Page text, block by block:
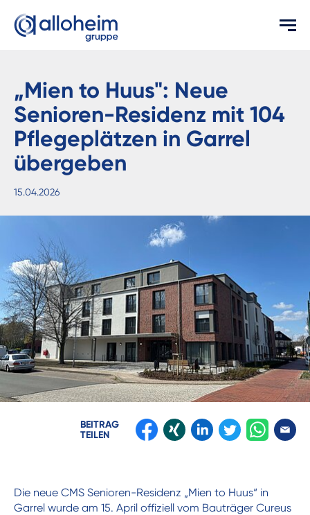
„Mien to Huus": Neue
Senioren-Residenz mit 104
Pflegeplätzen in Garrel
übergeben
15.04.2026
BEITRAG
TEILEN
Die neue CMS Senioren-Residenz „Mien to Huus“ in
Garrel wurde am 15. April offiziell vom Bauträger Cureus